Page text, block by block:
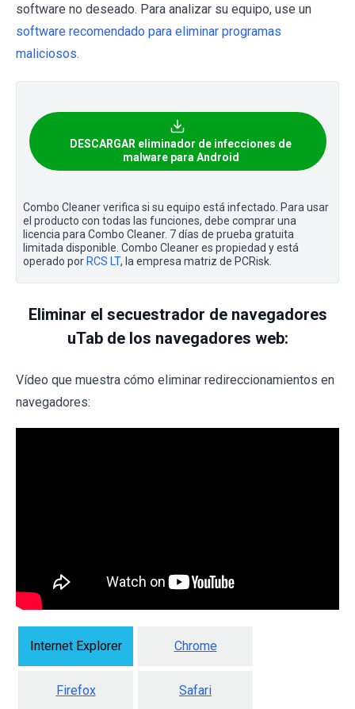
software no deseado. Para analizar su equipo, use un
software recomendado para eliminar programas
maliciosos.
DESCARGAR eliminador de infecciones de
malware para Android
Combo Cleaner verifica si su equipo está infectado. Para usar
el producto con todas las funciones, debe comprar una
licencia para Combo Cleaner. 7 días de prueba gratuita
limitada disponible. Combo Cleaner es propiedad y está
operado por RCS LT, la empresa matriz de PCRisk.
Eliminar el secuestrador de navegadores
uTab de los navegadores web:
Vídeo que muestra cómo eliminar redireccionamientos en
navegadores:
Internet Explorer Chrome
Firefox Safari